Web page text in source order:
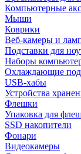
Компьютерные
Мыши
Коврики
Веб-камеры и
Подставки для
Наборы
Охлаждающие
USB-хабы
Устройства
Флешки
Упаковка для
SSD накопители
Фонари
Видеокамеры